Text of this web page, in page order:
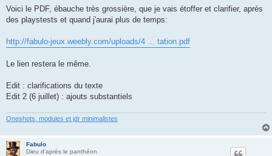
Voici le PDF, ébauche très grossière, que je vais étoffer et clarifier, après
des playstests et quand j'aurai plus de temps:
http://fabulo-jeux.weebly.com/uploads/4 ... tation.pdf
Le lien restera le même.
Edit : clarifications du texte
Edit 2 (6 juillet) : ajouts substantiels
Oneshots, modules et jdr minimalistes
Fabulo
Dieu d'après le panthéon